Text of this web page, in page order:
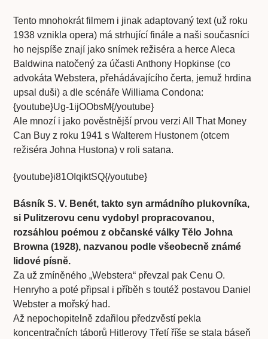
Tento mnohokrát filmem i jinak adaptovaný text (už roku
1938 vznikla opera) má strhující finále a naši současníci
ho nejspíše znají jako snímek režiséra a herce Aleca
Baldwina natočený za účasti Anthony Hopkinse (co
advokáta Webstera, přehádávajícího čerta, jemuž hrdina
upsal duši) a dle scénáře Williama Condona:
{youtube}Ug-1ijOObsM{/youtube}
Ale mnozí i jako pověstnější prvou verzi All That Money
Can Buy z roku 1941 s Walterem Hustonem (otcem
režiséra Johna Hustona) v roli satana.
{youtube}i81OIqiktSQ{/youtube}
Básník S. V. Benét, takto syn armádního plukovníka,
si Pulitzerovu cenu vydobyl propracovanou,
rozsáhlou poémou z občanské války Tělo Johna
Browna (1928), nazvanou podle všeobecně známé
lidové písně.
Za už zmíněného „Webstera“ převzal pak Cenu O.
Henryho a poté připsal i příběh s toutéž postavou Daniel
Webster a mořský had.
Až nepochopitelně zdařilou předzvěstí pekla
koncentračních táborů Hitlerovy Třetí říše se stala báseň